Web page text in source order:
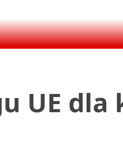
UE dla